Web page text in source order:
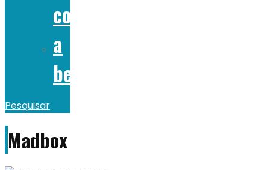
comer
a
beber
Pesquisar
Madbox